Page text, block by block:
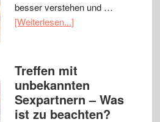
besser verstehen und …
[Weiterlesen...]
Treffen mit
unbekannten
Sexpartnern – Was
ist zu beachten?